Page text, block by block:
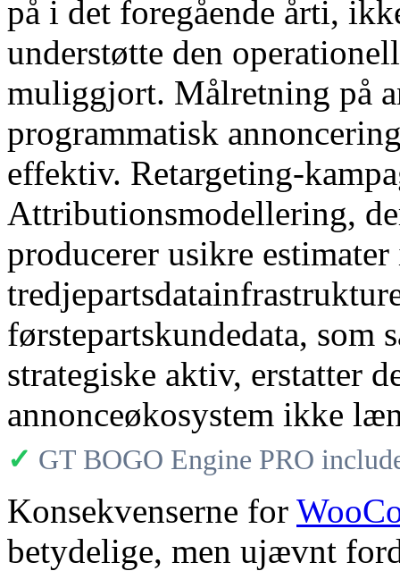
på i det foregående årti,
understøtte den
muliggjort. Målretning på
programmatisk
effektiv. Retargeting-
Attributionsmodellering,
producerer usikre
førstepartskundedata,
strategiske aktiv, erstatter
annonceøkosystem ikke
✓ GT BOGO Engine PRO
Konsekvenserne for
betydelige, men ujævnt